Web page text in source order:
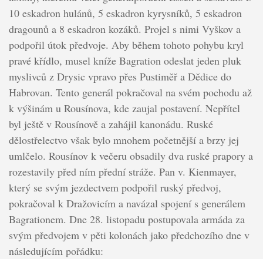
10 eskadron hulánů, 5 eskadron kyrysníků, 5 eskadron
dragounů a 8 eskadron kozáků. Projel s nimi Vyškov a
podpořil útok předvoje. Aby během tohoto pohybu kryl
pravé křídlo, musel kníže Bagration odeslat jeden pluk
myslivců z Drysic vpravo přes Pustiměř a Dědice do
Habrovan. Tento generál pokračoval na svém pochodu až
k výšinám u Rousínova, kde zaujal postavení. Nepřítel
byl ještě v Rousínově a zahájil kanonádu. Ruské
dělostřelectvo však bylo mnohem početnější a brzy jej
umlčelo. Rousínov k večeru obsadily dva ruské prapory a
rozestavily před ním přední stráže. Pan v. Kienmayer,
který se svým jezdectvem podpořil ruský předvoj,
pokračoval k Dražovicím a navázal spojení s generálem
Bagrationem. Dne 28. listopadu postupovala armáda za
svým předvojem v pěti kolonách jako předchozího dne v
následujícím pořádku: